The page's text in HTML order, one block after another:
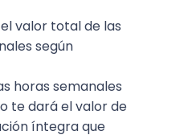
valor total de las
según
horas semanales
te dará el valor de
íntegra que